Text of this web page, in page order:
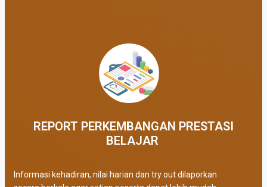
REPORT PERKEMBANGAN PRESTASI
BELAJAR ​
Informasi kehadiran, nilai harian dan try out dilaporkan